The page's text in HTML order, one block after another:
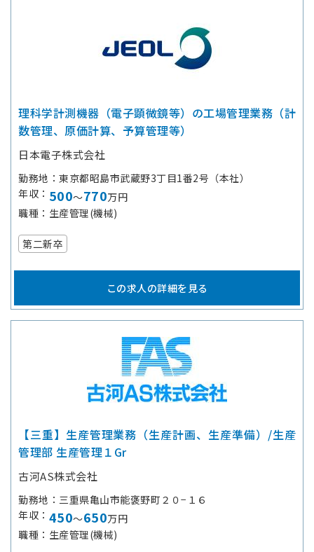
理科学計測機器（電子顕微鏡等）の工場管理業務（計
数管理、原価計算、予算管理等）
日本電子株式会社
勤務地
東京都昭島市武蔵野3丁目1番2号（本社）
年収
500～770万円
職種
生産管理(機械)
第二新卒
この求人の詳細を見る
【三重】生産管理業務（生産計画、生産準備）/生産
管理部 生産管理１Gr
古河AS株式会社
勤務地
三重県亀山市能褒野町２０−１６
年収
450～650万円
職種
生産管理(機械)